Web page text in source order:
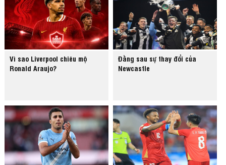
Vì sao Liverpool chiêu mộ
Ronald Araujo?
Đằng sau sự thay đổi của
Newcastle